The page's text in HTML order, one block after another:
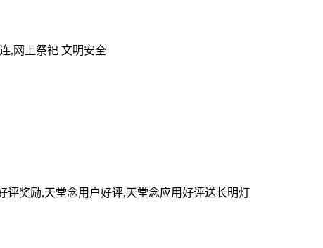
,网上祭祀 文明安全
评奖励,天堂念用户好评,天堂念应用好评送长明灯